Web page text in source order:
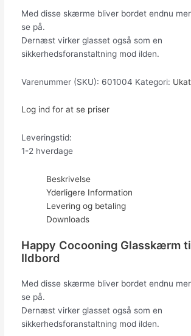
Med disse skærme bliver bordet endnu
se på.
Dernæst virker glasset også som en
sikkerhedsforanstaltning mod ilden.
Varenummer (SKU): 601004 Kategori:
Log ind for at se priser
Leveringstid:
1-2 hverdage
Beskrivelse
Yderligere Information
Levering og betaling
Downloads
Happy Cocooning Glasskærm
Ildbord
Med disse skærme bliver bordet endnu
se på.
Dernæst virker glasset også som en
sikkerhedsforanstaltning mod ilden.